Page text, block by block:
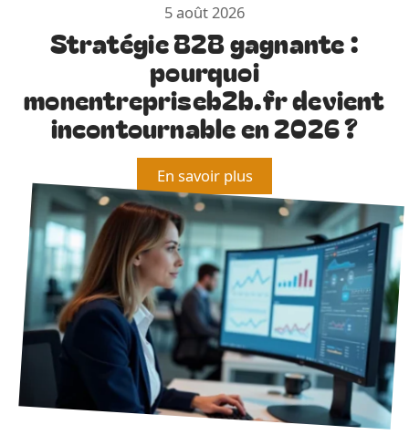
5 août 2026
Stratégie B2B gagnante :
pourquoi
monentrepriseb2b.fr devient
incontournable en 2026 ?
En savoir plus